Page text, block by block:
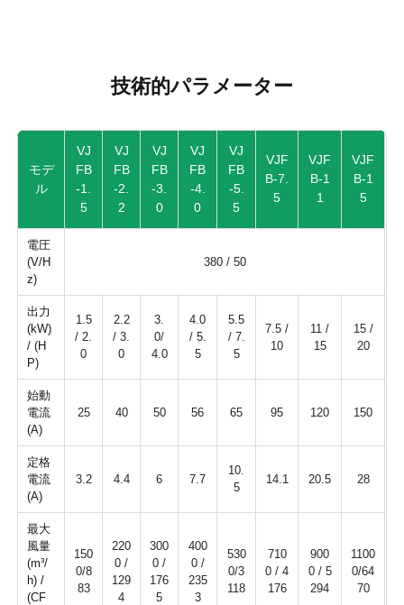
技術的パラメーター
モデ
ル
VJ
FB
-1.
5
VJ
FB
-2.
2
VJ
FB
-3.
0
VJ
FB
-4.
0
VJ
FB
-5.
5
VJF
B-7.
5
VJF
B-1
1
VJF
B-1
5
電圧
(V/H
z)
380 / 50
出力
(kW)
/ (H
P)
1.5
/ 2.
0
2.2
/ 3.
0
3.
0/
4.0
4.0
/ 5.
5
5.5
/ 7.
5
7.5 /
10
11 /
15
15 /
20
始動
電流
(A)
25 40 50 56 65 95 120 150
定格
電流
(A)
3.2 4.4 6 7.7
10.
5
14.1 20.5 28
最大
風量
(m³/
h) /
(CF
150
0/8
83
220
0 /
129
4
300
0 /
176
5
400
0 /
235
3
530
0/3
118
710
0 / 4
176
900
0 / 5
294
1100
0/64
70